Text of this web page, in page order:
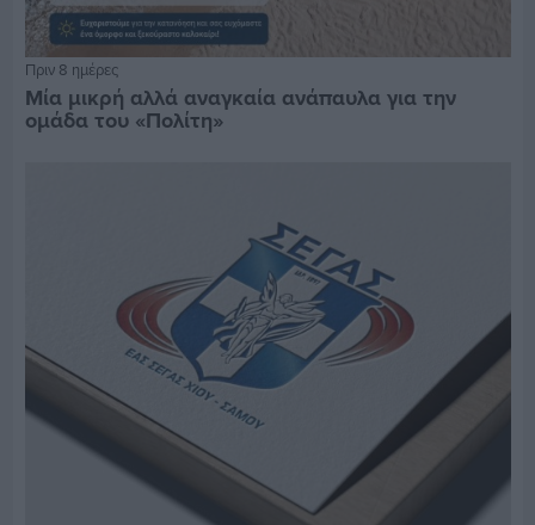
Πριν 8 ημέρες
Μία μικρή αλλά αναγκαία ανάπαυλα για την
ομάδα του «Πολίτη»